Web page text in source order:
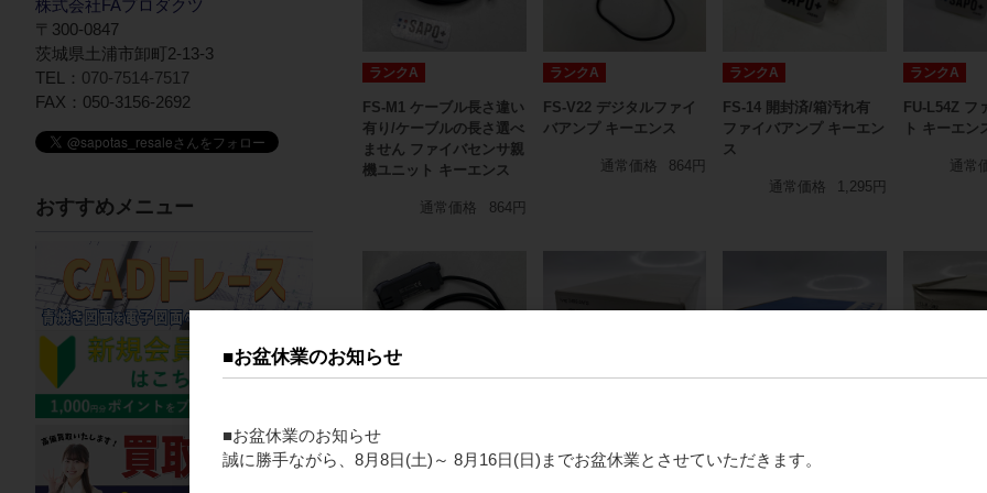
ランクA
FS-M1 ケーブル長さ違い
有り/ケーブルの長さ選べ
ません ファイバセンサ親
機ユニット キーエンス
通常価格 864円
ランクA
FS-V22 デジタルファイ
バアンプ キーエンス
通常価格 864円
ランクA
FS-14 開封済/箱汚れ有
ファイバアンプ キーエン
ス
通常価格 1,295円
ランクA
FU-L54Z フ
ト キーエン
通常
ランクA
FS-V31 デジタルファイ
D4BS-2AFS 開封済/箱破
E32-T51 開封済/箱汚れ有
株式会社FAプロダクツ
〒300-0847
茨城県土浦市卸町2-13-3
TEL： 070-7514-7517
FAX：050-3156-2692
おすすめメニュー
■お盆休業のお知らせ
■お盆休業のお知らせ
誠に勝手ながら、8月8日(土)～ 8月16日(日)までお盆休業とさせていただきます。